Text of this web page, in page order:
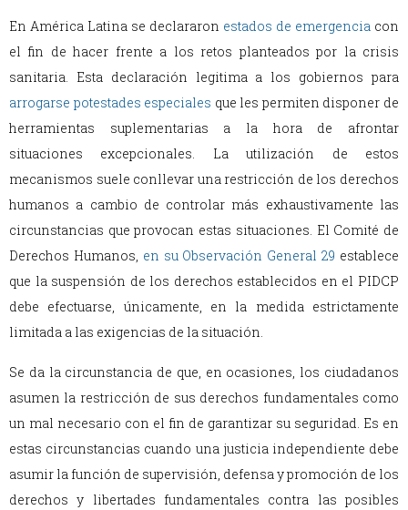
En América Latina se declararon estados de emergencia con
el fin de hacer frente a los retos planteados por la crisis
sanitaria. Esta declaración legitima a los gobiernos para
arrogarse potestades especiales que les permiten disponer de
herramientas suplementarias a la hora de afrontar
situaciones excepcionales. La utilización de estos
mecanismos suele conllevar una restricción de los derechos
humanos a cambio de controlar más exhaustivamente las
circunstancias que provocan estas situaciones. El Comité de
Derechos Humanos, en su Observación General 29 establece
que la suspensión de los derechos establecidos en el PIDCP
debe efectuarse, únicamente, en la medida estrictamente
limitada a las exigencias de la situación.
Se da la circunstancia de que, en ocasiones, los ciudadanos
asumen la restricción de sus derechos fundamentales como
un mal necesario con el fin de garantizar su seguridad. Es en
estas circunstancias cuando una justicia independiente debe
asumir la función de supervisión, defensa y promoción de los
derechos y libertades fundamentales contra las posibles